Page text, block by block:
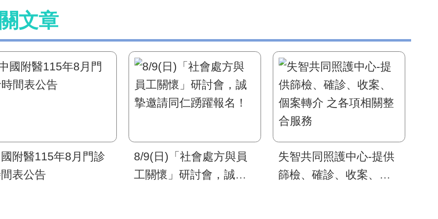
文章
附醫115年8月門診
表公告
8/9(日)「社會處方與員
工關懷」研討會，誠摯
失智共同照護中心-提供
篩檢、確診、收案、個